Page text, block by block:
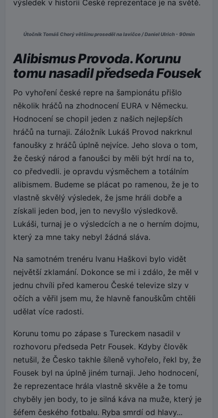
výsledek v historii České reprezentace je na světě.
Útočník Tomáš Chorý většinu proseděl na lavičce / Daniel Ulrich - 90min
Alibismus Provoda. Korunu
tomu nasadil předseda Fousek
Po vyhoření české repre na šampionátu přišlo
několik hráčů na zhodnocení EURA v Německu.
Hodnocení se chopil jeden z našich nejlepších
hráčů na turnaji. Záložník Lukáš Provod nakrknul
fanoušky z hráčů úplně nejvíce. Jeho slova o tom,
že český národ a fanoušci by měli být hrdí na to,
co předvedli. je opravdu výsměchem a totálním
alibismem. Budeme se plácat po ramenou, že je to
vlastně skvělý výsledek, že jsme hráli dobře a
získali jeden bod, jen to nevyšlo výsledkově.
Lukáši, turnaj je o výsledcích a ne o herním dojmu,
který za mne taky nebyl žádná sláva.
Na samotném trenéru Ivanu Haškovi bylo vidět
největší zklamání. Dokonce se mi i zdálo, že měl v
jednu chvíli před kamerou České televize slzy v
očích a věřil jsem mu, že hlavně fanouškům chtěli
udělat více radosti.
Korunu tomu po zápase s Tureckem nasadil v
rozhovoru předseda Petr Fousek. Kdyby člověk
netušil, že Česko takhle šíleně vyhořelo, řekl by, že
Fousek byl na úplně jiném turnaji. Jeho hodnocení,
že reprezentace hrála vlastně skvěle a že tomu
chyběly jen body, to je silná káva na muže, který je
šéfem českého fotbalu. Ryba smrdí od hlavy...